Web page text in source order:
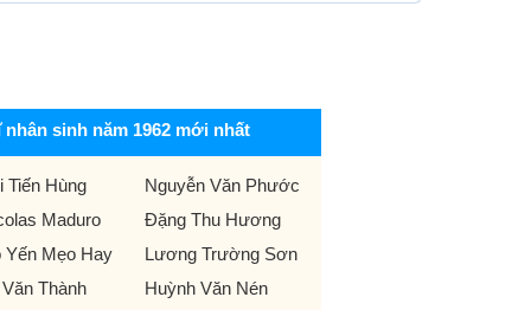
nhân sinh năm 1962 mới nhất
Tiến Hùng
Nguyễn Văn Phước
Maduro
Đặng Thu Hương
Yến Mẹo Hay
Lương Trường Sơn
Văn Thành
Huỳnh Văn Nén